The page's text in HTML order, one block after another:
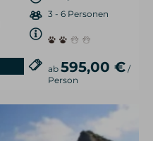
3 - 6 Personen
ab 595,00 €/
Person